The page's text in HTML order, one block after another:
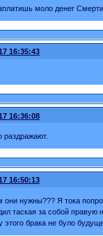
моло денег
16:35:43
16:36:08
раздражают.
16:50:13
они нужны??? Я тока
таская за собой правую
этого брака не було